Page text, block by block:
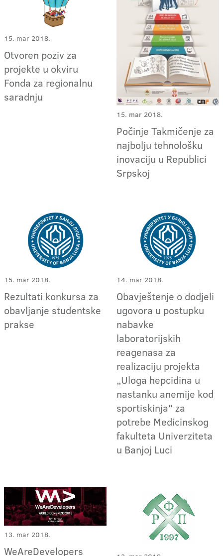
15. mar 2018.
Otvoren poziv za
projekte u okviru
Fonda za regionalnu
saradnju
15. mar 2018.
Počinje Takmičenje za
najbolju tehnološku
inovaciju u Republici
Srpskoj
15. mar 2018.
Rezultati konkursa za
obavljanje studentske
prakse
14. mar 2018.
Obavještenje o dodjeli
ugovora u postupku
nabavke
laboratorijskih
reagenasa za
realizaciju projekta
„Uloga hepcidina u
nastanku anemije kod
sportiskinja“ za
potrebe Medicinskog
fakulteta Univerziteta
u Banjoj Luci
13. mar 2018.
WeAreDevelopers